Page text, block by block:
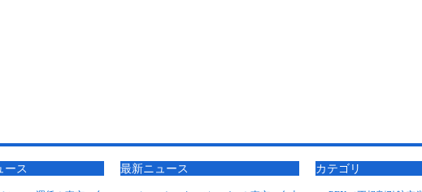
ース 最新ニュース カテゴリ